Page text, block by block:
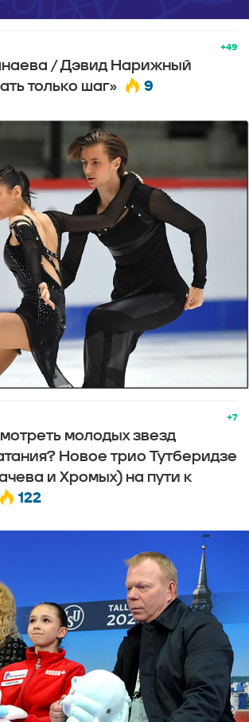
+49
/ Дэвид Нарижный
только шаг»
9
+7
молодых звезд
Новое трио Тутберидзе
и Хромых) на пути к
122